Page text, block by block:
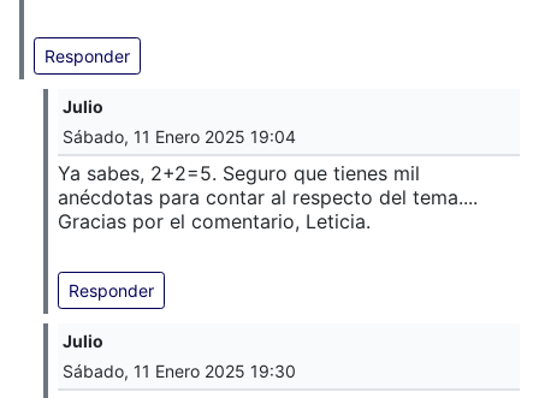
Responder
Julio
Sábado, 11 Enero 2025 19:04
Ya sabes, 2+2=5. Seguro que tienes mil
anécdotas para contar al respecto del tema....
Gracias por el comentario, Leticia.
Responder
Julio
Sábado, 11 Enero 2025 19:30